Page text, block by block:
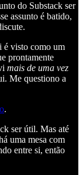
do Substack ser
assunto é batido,
é visto como um
prontamente
mais de uma vez
Me questiono a
.
ser útil. Mas até
uma mesa com
entre si, então